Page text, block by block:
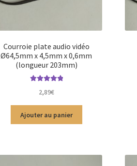
Courroie plate audio vidéo
Ø64,5mm x 4,5mm x 0,6mm
(longueur 203mm)
5
2,89€
Ajouter au panier